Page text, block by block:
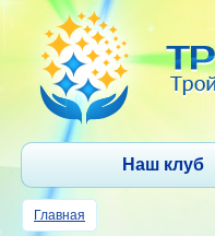
Наш клуб
Главная